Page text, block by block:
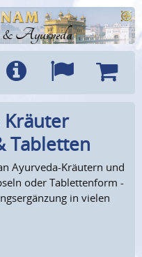
& Ayurveda
Info Sprachen
Kräuter
Tabletten
Ayurveda-Kräutern und
oder Tablettenform -
in vielen